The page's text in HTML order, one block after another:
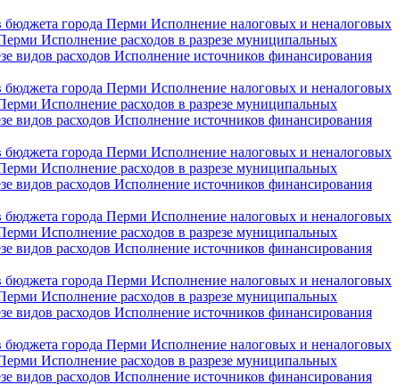
бюджета города Перми Исполнение налоговых и неналоговых
Исполнение расходов в разрезе муниципальных
видов расходов Исполнение источников финансирования
бюджета города Перми Исполнение налоговых и неналоговых
Исполнение расходов в разрезе муниципальных
видов расходов Исполнение источников финансирования
бюджета города Перми Исполнение налоговых и неналоговых
Исполнение расходов в разрезе муниципальных
видов расходов Исполнение источников финансирования
бюджета города Перми Исполнение налоговых и неналоговых
Исполнение расходов в разрезе муниципальных
видов расходов Исполнение источников финансирования
бюджета города Перми Исполнение налоговых и неналоговых
Исполнение расходов в разрезе муниципальных
видов расходов Исполнение источников финансирования
бюджета города Перми Исполнение налоговых и неналоговых
Исполнение расходов в разрезе муниципальных
видов расходов Исполнение источников финансирования